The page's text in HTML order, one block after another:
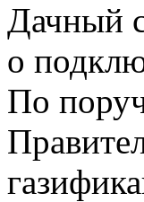
Дачный
о
По